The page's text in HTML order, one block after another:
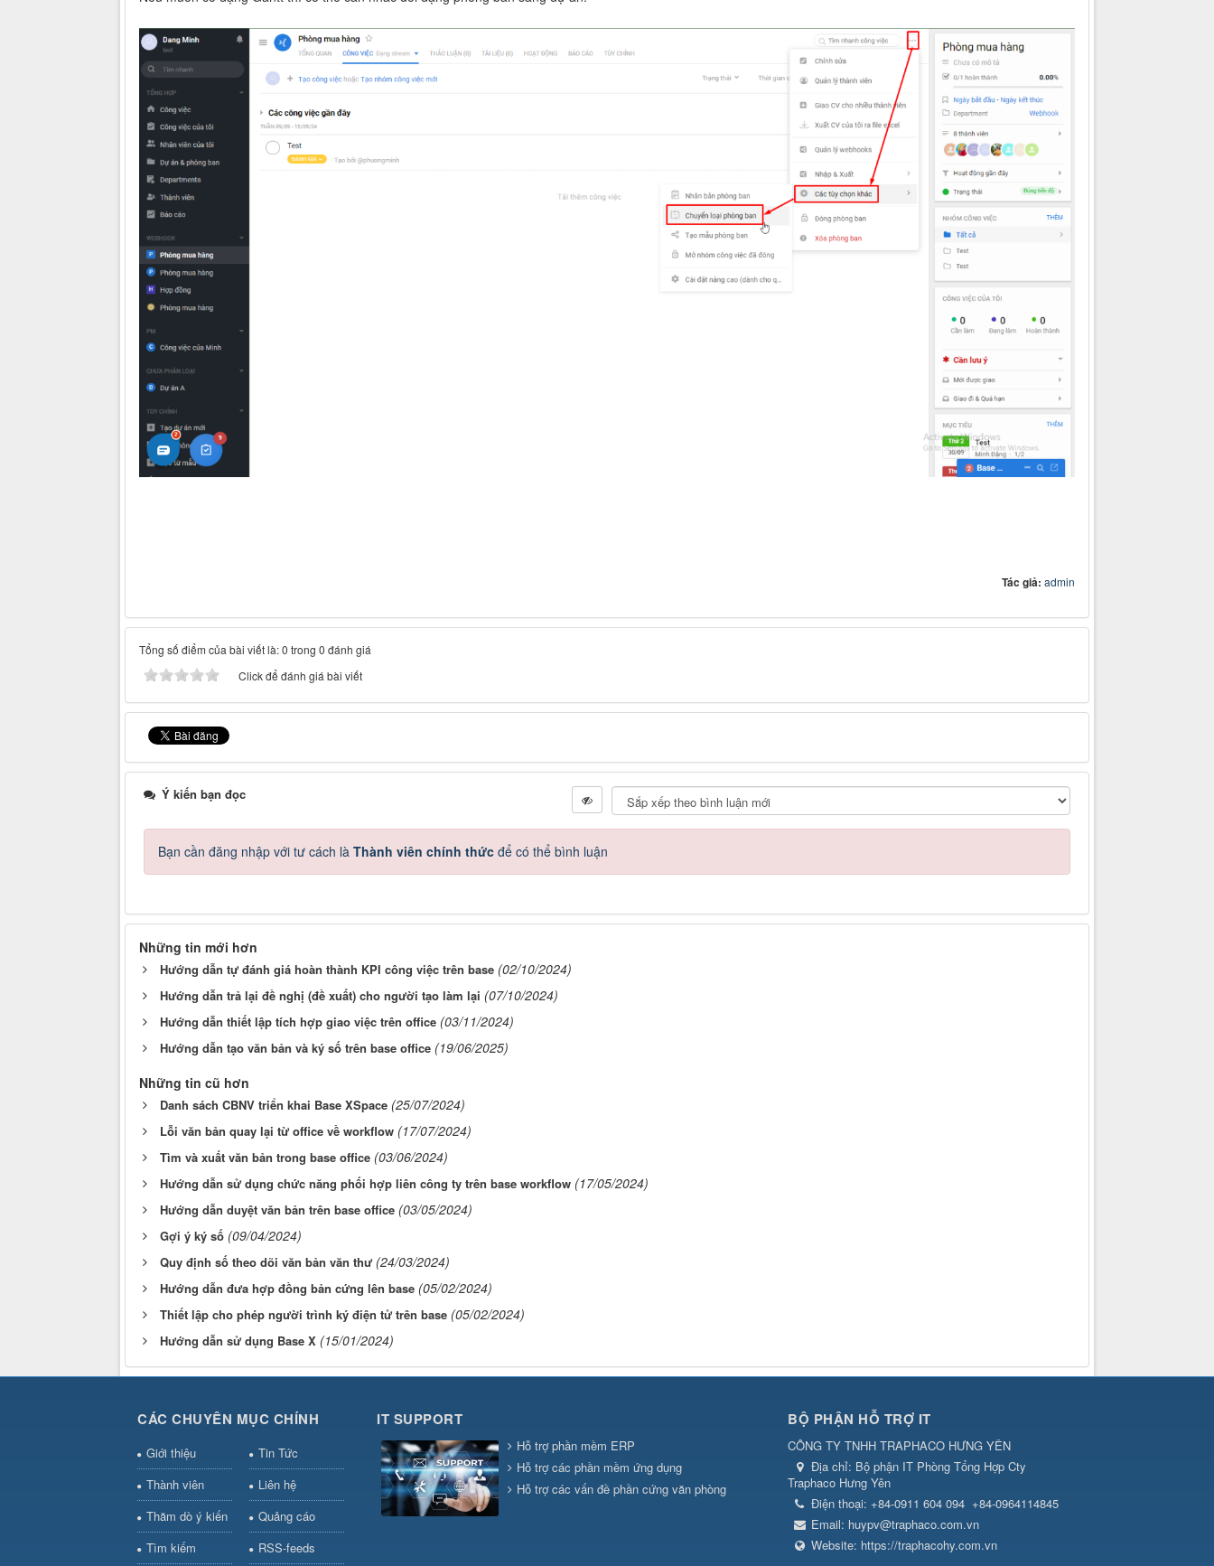
Tác giả: admin
Tổng số điểm của bài viết là: 0 trong 0 đánh giá
Click để đánh giá bài viết
Ý kiến bạn đọc
Bạn cần đăng nhập với tư cách là Thành viên chính thức để có thể bình luận
Những tin mới hơn
Hướng dẫn tự đánh giá hoàn thành KPI công việc trên base (02/10/2024)
Hướng dẫn trả lại đề nghị (đề xuất) cho người tạo làm lại (07/10/2024)
Hướng dẫn thiết lập tích hợp giao việc trên office (03/11/2024)
Hướng dẫn tạo văn bản và ký số trên base office (19/06/2025)
Những tin cũ hơn
Danh sách CBNV triển khai Base XSpace (25/07/2024)
Lỗi văn bản quay lại từ office về workflow (17/07/2024)
Tìm và xuất văn bản trong base office (03/06/2024)
Hướng dẫn sử dụng chức năng phối hợp liên công ty trên base workflow (17/05/2024)
Hướng dẫn duyệt văn bản trên base office (03/05/2024)
Gợi ý ký số (09/04/2024)
Quy định số theo dõi văn bản văn thư (24/03/2024)
Hướng dẫn đưa hợp đồng bản cứng lên base (05/02/2024)
Thiết lập cho phép người trình ký điện tử trên base (05/02/2024)
Hướng dẫn sử dụng Base X (15/01/2024)
CÁC CHUYÊN MỤC CHÍNH
Giới thiệu
Tin Tức
Thành viên
Liên hệ
Thăm dò ý kiến
Quảng cáo
Tìm kiếm
RSS-feeds
IT SUPPORT
Hỗ trợ phần mềm ERP
Hỗ trợ các phần mềm ứng dụng
Hỗ trợ các vấn đề phần cứng văn phòng
BỘ PHẬN HỖ TRỢ IT
CÔNG TY TNHH TRAPHACO HƯNG YÊN
Địa chỉ: Bộ phận IT Phòng Tổng Hợp Cty
Traphaco Hưng Yên
Điện thoại: +84-0911 604 094 +84-0964114845
Email: huypv@traphaco.com.vn
Website: https://traphacohy.com.vn